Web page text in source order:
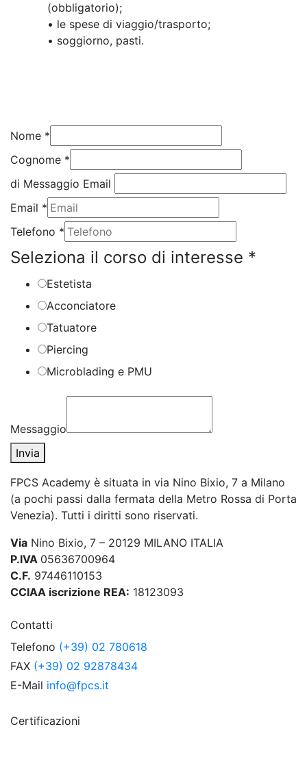
(obbligatorio);
• le spese di viaggio/trasporto;
• soggiorno, pasti.
Nome *
Cognome *
di Messaggio Email
Email *
Telefono *
Seleziona il corso di interesse *
Estetista
Acconciatore
Tatuatore
Piercing
Microblading e PMU
Messaggio
Invia
FPCS Academy è situata in via Nino Bixio, 7 a Milano
(a pochi passi dalla fermata della Metro Rossa di Porta
Venezia). Tutti i diritti sono riservati.
Via Nino Bixio, 7 – 20129 MILANO ITALIA
P.IVA 05636700964
C.F. 97446110153
CCIAA iscrizione REA: 18123093
Contatti
Telefono (+39) 02 780618
FAX (+39) 02 92878434
E-Mail info@fpcs.it
Certificazioni